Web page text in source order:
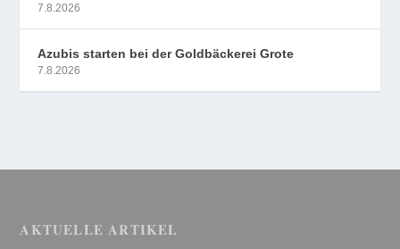
7.8.2026
Azubis starten bei der Goldbäckerei Grote
7.8.2026
AKTUELLE ARTIKEL